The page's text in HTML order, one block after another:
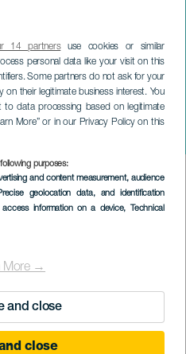
14 partnersuse cookies or similar
personal data like your visit on this
Some partners do not ask for your
their legitimate business interest. You
data processing based on legitimate
More” or in our Privacy Policy on this
purposes:
and content measurement, audience
geolocation data, and identification
information on a device, Technical
More →
and close
close